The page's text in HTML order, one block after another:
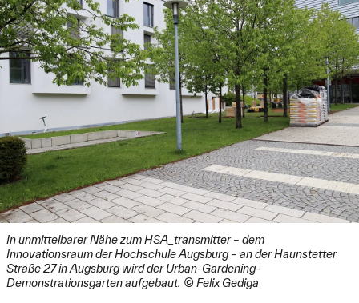
In unmittelbarer Nähe zum HSA_transmitter – dem
Innovationsraum der Hochschule Augsburg – an der Haunstetter
Straße 27 in Augsburg wird der Urban-Gardening-
Demonstrationsgarten aufgebaut. © Felix Gediga